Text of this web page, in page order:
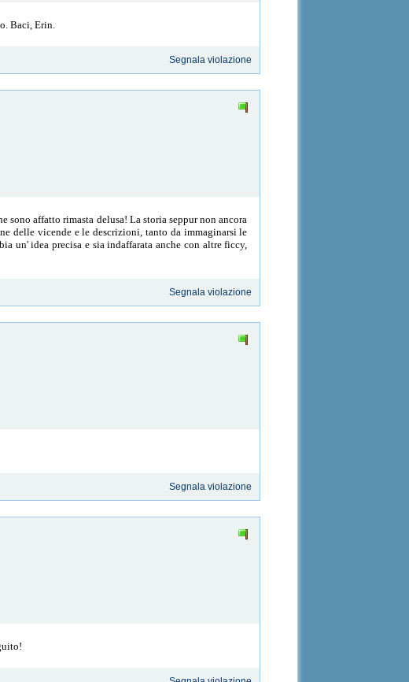
Baci, Erin.
Segnala violazione
affatto rimasta delusa! La storia seppur non ancora
delle vicende e le descrizioni, tanto da immaginarsi le
un' idea precisa e sia indaffarata anche con altre ficcy,
Segnala violazione
Segnala violazione